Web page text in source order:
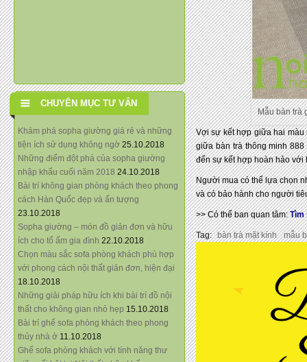
CHUYÊN MỤC TƯ VẤN
Khám phá sopha giường giá rẻ và những
tiện ích sử dụng không ngờ 25.10.2018
Những điểm đột phá của sopha giường
nhập khẩu cuối năm 2018 24.10.2018
Bài trí không gian phòng khách theo phong
cách Hàn Quốc đẹp và ấn tượng
23.10.2018
Sopha giường – món đồ giản đơn và hữu
ích cho tổ ấm gia đình 22.10.2018
Chọn màu sắc sofa phòng khách phù hợp
với phong cách nội thất giản đơn, hiện đại
18.10.2018
Những giải pháp hữu ích khi bài trí đồ nội
thất cho không gian nhỏ hẹp 15.10.2018
Bài trí ghế sofa phòng khách theo phong
thủy nhà ở 11.10.2018
Ghế sofa phòng khách với tính năng thư
Mẫu bàn trà
Vợi sự kết hợp giữa hai màu
giữa bàn trà thông minh
đến sự kết hợp hoàn hảo
Người mua có thể lựa chọn
và có bảo hành cho người
>> Có thể ban quan tâm:Tìm
Tag: bàn trà mặt kính mẫu